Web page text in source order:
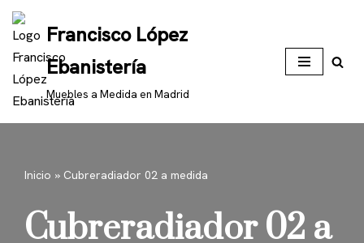
Saltar
al
contenido
Francisco López
Ebanistería
Muebles a Medida en Madrid
Inicio » Cubreradiador 02 a medida
Cubreradiador 02 a